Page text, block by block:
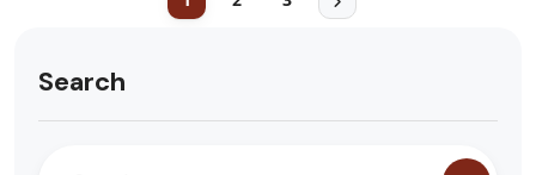
Search